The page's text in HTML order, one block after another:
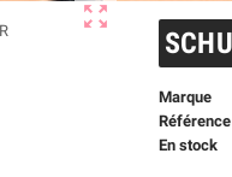
zoom_out_map
Marque
Référence
En stock